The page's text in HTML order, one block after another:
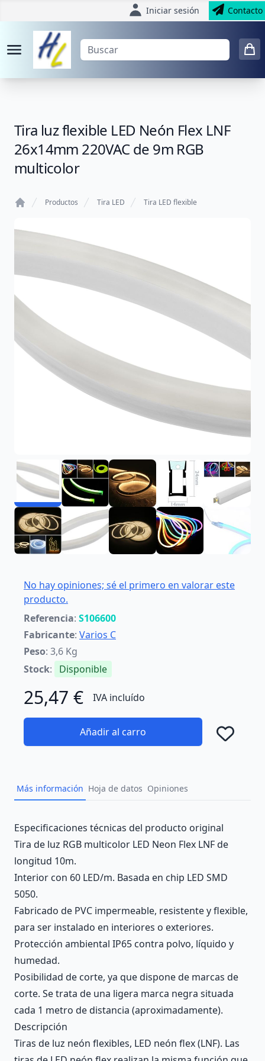
Iniciar sesión Contacto
Tira luz flexible LED Neón Flex LNF
26x14mm 220VAC de 9m RGB
multicolor
Productos Tira LED Tira LED flexible
No hay opiniones; sé el primero en valorar este
producto.
Referencia: S106600
Fabricante: Varios C
Peso: 3,6 Kg
Stock: Disponible
25,47 € IVA incluído
Añadir al carro
Más información Hoja de datos Opiniones
Description
Especificaciones técnicas del producto original
Tira de luz RGB multicolor LED Neon Flex LNF de
longitud 10m.
Interior con 60 LED/m. Basada en chip LED SMD
5050.
Fabricado de PVC impermeable, resistente y flexible,
para ser instalado en interiores o exteriores.
Protección ambiental IP65 contra polvo, líquido y
humedad.
Posibilidad de corte, ya que dispone de marcas de
corte. Se trata de una ligera marca negra situada
cada 1 metro de distancia (aproximadamente).
Descripción
Tiras de luz neón flexibles, LED neón flex (LNF). Las